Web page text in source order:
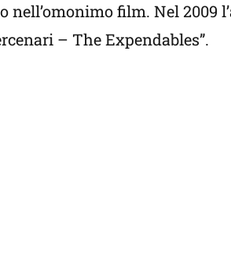
film. Nel 2009
– The Expendables”.